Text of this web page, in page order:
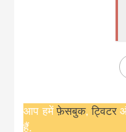
आप हमेंफ़ेसबुक,ट्विटर
हैं.